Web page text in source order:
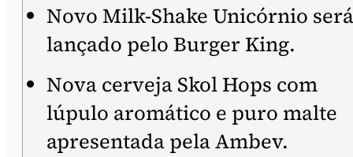
Novo Milk-Shake Unicórnio será
lançado pelo Burger King.
Nova cerveja Skol Hops com
lúpulo aromático e puro malte
apresentada pela Ambev.